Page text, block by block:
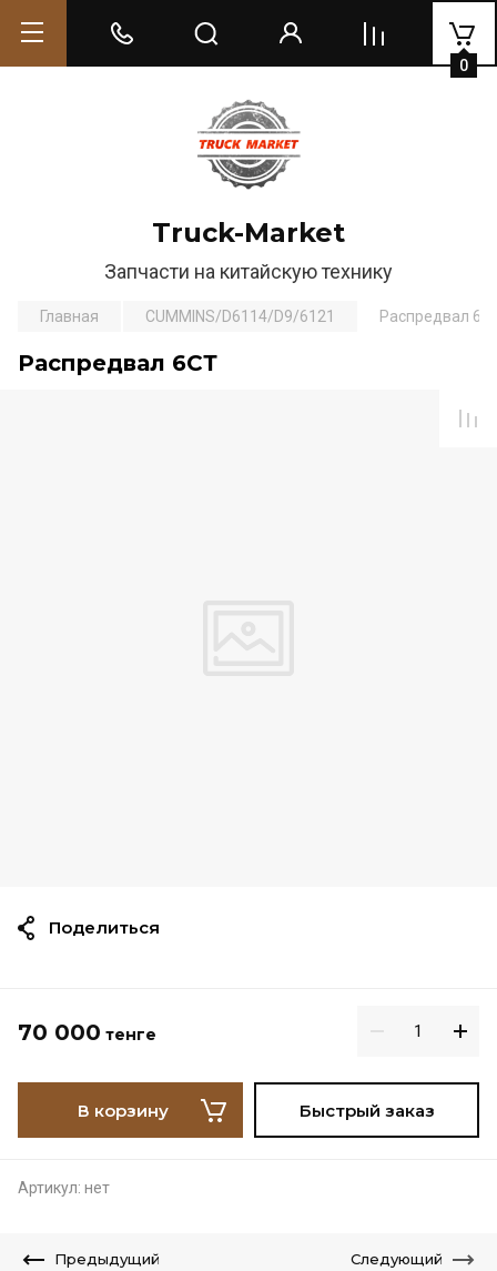
Truck-Market
Запчасти на китайскую технику
0
Главная CUMMINS/D6114/D9/6121 Распредвал
Распредвал 6СТ
70 000 тенге
В корзину Быстрый заказ
Артикул: нет
Поделиться
Предыдущий Следующий